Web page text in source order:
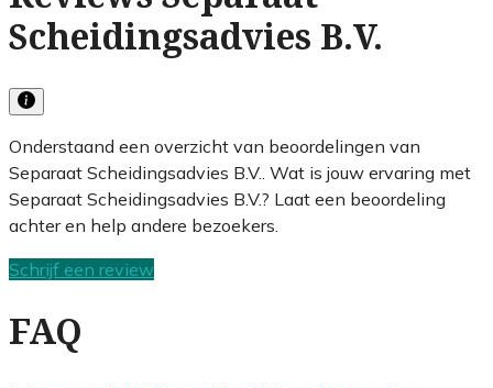
Scheidingsadvies B.V.
Onderstaand een overzicht van beoordelingen van
Separaat Scheidingsadvies B.V.. Wat is jouw ervaring met
Separaat Scheidingsadvies B.V.? Laat een beoordeling
achter en help andere bezoekers.
Schrijf een review
FAQ